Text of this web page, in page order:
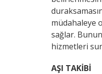
müdahaleye
sağlar.
hizmetleri
AŞI TAKİBİ